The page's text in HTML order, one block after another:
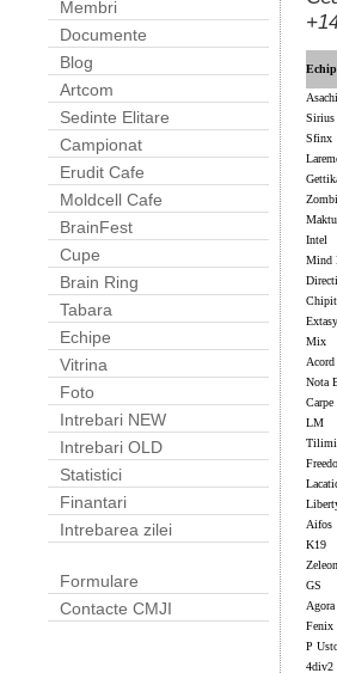
Membri
Documente
Blog
Artcom
Sedinte Elitare
Campionat
Erudit Cafe
Moldcell Cafe
BrainFest
Cupe
Brain Ring
Tabara
Echipe
Vitrina
Foto
Intrebari NEW
Intrebari OLD
Statistici
Finantari
Intrebarea zilei
Formulare
Contacte CMJI
Asachi
Sirius
Sfinx
Intel
Mind
Extasy
Mix
Acord
Nota
Carpe
LM
Aifos
K19
GS
Agora
Fenix
P
4div2